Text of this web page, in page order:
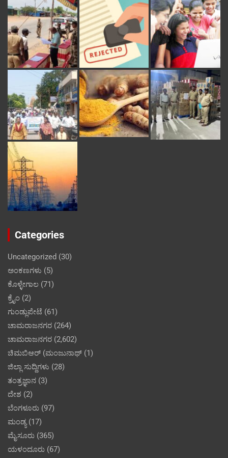
Categories
Uncategorized (30)
ಅಂಕಣಗಳು (5)
ಕೊಳ್ಳೇಗಾಲ (71)
ಕ್ರೈಂ (2)
ಗುಂಡ್ಲುಪೇಟೆ (61)
ಚಾಮರಾಜನಗರ (264)
ಚಾಮರಾಜನಗರ (2,602)
ಚಿಮಬಿಆರ್ (ಮಂಜುನಾಥ್ (1)
ಜಿಲ್ಲಾ ಸುದ್ದಿಗಳು (28)
ತಂತ್ರಜ್ಞಾನ (3)
ದೇಶ (2)
ಬೆಂಗಳೂರು (97)
ಮಂಡ್ಯ(17)
ಮೈಸೂರು (365)
ಯಳಂದೂರು (67)